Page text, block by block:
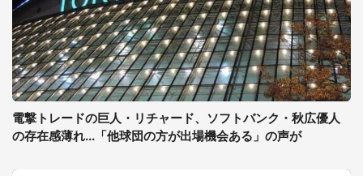
電撃トレードの巨人・リチャード、ソフトバンク・秋広優人
の存在感薄れ...「他球団の方が出場機会ある」の声が